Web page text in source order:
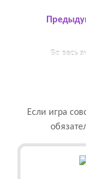
Во весь
Если игра